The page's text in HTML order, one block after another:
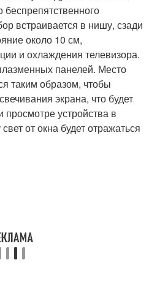
беспрепятственного
встраивается в нишу, сзади
около 10 см,
и охлаждения телевизора.
панелей. Место
таким образом, чтобы
экрана, что будет
устройства в
от окна будет отражаться